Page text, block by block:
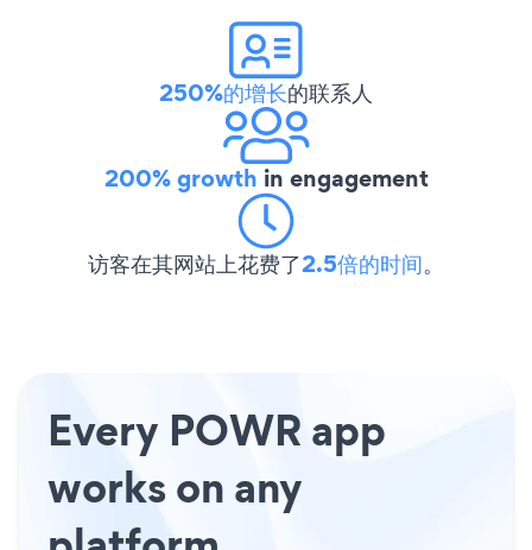
250%的增长的联系人
200% growth in engagement
访客在其网站上花费了2.5倍的时间。
Every POWR app
works on any